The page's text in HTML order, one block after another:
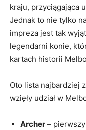
kraju, przyciągająca
⁢Jednak to nie tylko
impreza jest tak
‍legendarni konie,​
‍kartach historii
Oto lista⁣ najbardziej
wzięły udział⁤ w
Archer –